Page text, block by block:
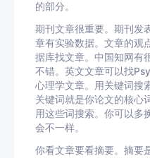
的部分。
期刊文章很重要。期刊发
章有实验数据。文章的观
据库找文章。中国知网有
不错。英文文章可以找
心理学文章。用关键词搜
关键词就是你论文的核心
用这些词搜索。你可以多
会不一样。
你看文章要看摘要。摘要